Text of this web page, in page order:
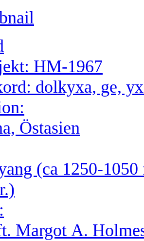
HM-1967
dolkyxa, ge,
Östasien
(ca 1250-
Margot A.